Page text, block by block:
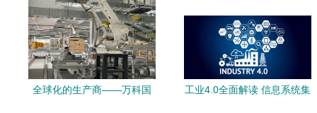
全球化的生产商——万科国
工业4.0全面解读 信息系统集